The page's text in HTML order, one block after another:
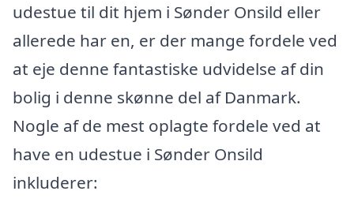
udestue til dit hjem i Sønder Onsild eller
allerede har en, er der mange fordele ved
at eje denne fantastiske udvidelse af din
bolig i denne skønne del af Danmark.
Nogle af de mest oplagte fordele ved at
have en udestue i Sønder Onsild
inkluderer: